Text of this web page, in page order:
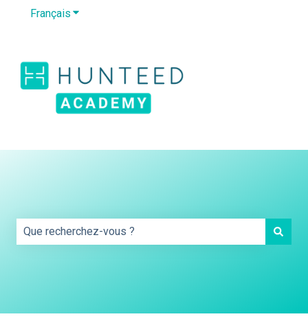
Français Afficher le sous-menu pour les traductions
Il s'agit d'un champ de recherche